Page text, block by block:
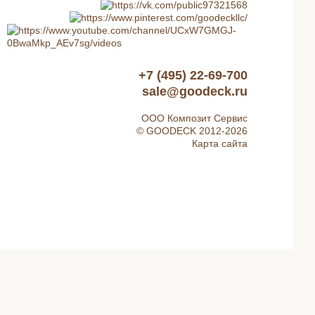
+7 (495) 22-69-700
sale@goodeck.ru
ООО Композит Сервис
© GOODECK 2012-2026
Карта сайта